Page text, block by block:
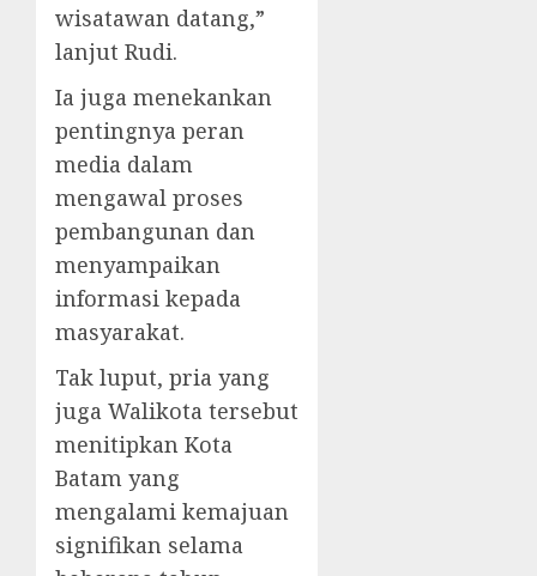
wisatawan datang,”
lanjut Rudi.
Ia juga menekankan
pentingnya peran
media dalam
mengawal proses
pembangunan dan
menyampaikan
informasi kepada
masyarakat.
Tak luput, pria yang
juga Walikota tersebut
menitipkan Kota
Batam yang
mengalami kemajuan
signifikan selama